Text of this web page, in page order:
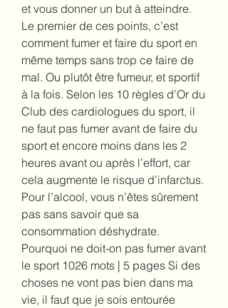
et vous donner un but à atteindre.
Le premier de ces points, c’est
comment fumer et faire du sport en
même temps sans trop ce faire de
mal. Ou plutôt être fumeur, et sportif
à la fois. Selon les 10 règles d’Or du
Club des cardiologues du sport, il
ne faut pas fumer avant de faire du
sport et encore moins dans les 2
heures avant ou après l’effort, car
cela augmente le risque d’infarctus.
Pour l’alcool, vous n’êtes sûrement
pas sans savoir que sa
consommation déshydrate.
Pourquoi ne doit-on pas fumer avant
le sport 1026 mots | 5 pages Si des
choses ne vont pas bien dans ma
vie, il faut que je sois entourée